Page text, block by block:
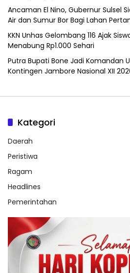
Ancaman El Nino, Gubernur Sulsel
Air dan Sumur Bor Bagi Lahan
KKN Unhas Gelombang 116 Ajak
Menabung Rp1.000 Sehari
Putra Bupati Bone Jadi Komandan
Kontingen Jambore Nasional XII
Kategori
Daerah
Peristiwa
Ragam
Headlines
Pemerintahan